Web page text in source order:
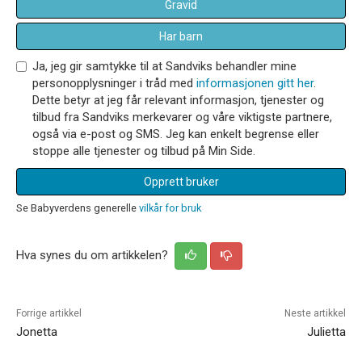
Gravid
Har barn
Ja, jeg gir samtykke til at Sandviks behandler mine
personopplysninger i tråd med informasjonen gitt her.
Dette betyr at jeg får relevant informasjon, tjenester og
tilbud fra Sandviks merkevarer og våre viktigste partnere,
også via e-post og SMS. Jeg kan enkelt begrense eller
stoppe alle tjenester og tilbud på Min Side.
Opprett bruker
Se Babyverdens generelle vilkår for bruk
Hva synes du om artikkelen?
Forrige artikkel
Jonetta
Neste artikkel
Julietta